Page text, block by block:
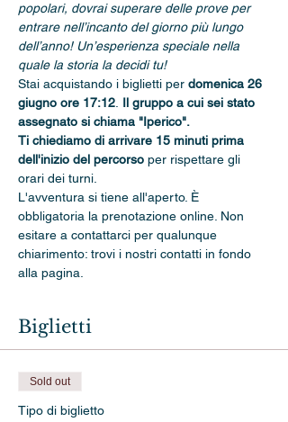
popolari, dovrai superare delle prove per
entrare nell’incanto del giorno più lungo
dell’anno! Un’esperienza speciale nella
quale la storia la decidi tu!
Stai acquistando i biglietti per domenica 26
giugno ore 17:12 Il gruppo a cui sei stato
assegnato si chiama "Iperico".
Ti chiediamo di arrivare 15 minuti prima
dell'inizio del percorso per rispettare gli
orari dei turni.
L'avventura si tiene all'aperto. È
obbligatoria la prenotazione online. Non
esitare a contattarci per qualunque
chiarimento: trovi i nostri contatti in fondo
alla pagina.
Biglietti
Sold out
Tipo di biglietto